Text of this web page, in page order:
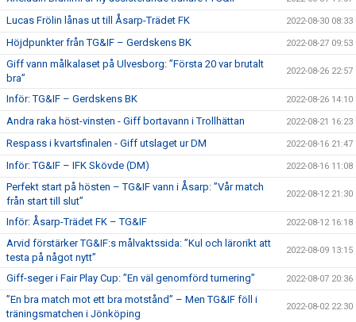
Lucas Frölin lånas ut till Åsarp-Trädet FK 2022-08-30 08:33
Höjdpunkter från TG&IF – Gerdskens BK 2022-08-27 09:53
Giff vann målkalaset på Ulvesborg: ”Första 20 var brutalt
bra”
2022-08-26 22:57
Inför: TG&IF – Gerdskens BK 2022-08-26 14:10
Andra raka höst-vinsten - Giff bortavann i Trollhättan 2022-08-21 16:23
Respass i kvartsfinalen - Giff utslaget ur DM 2022-08-16 21:47
Inför: TG&IF – IFK Skövde (DM) 2022-08-16 11:08
Perfekt start på hösten – TG&IF vann i Åsarp: ”Vår match
från start till slut”
2022-08-12 21:30
Inför: Åsarp-Trädet FK – TG&IF 2022-08-12 16:18
Arvid förstärker TG&IF:s målvaktssida: ”Kul och lärorikt att
testa på något nytt”
2022-08-09 13:15
Giff-seger i Fair Play Cup: ”En väl genomförd turnering” 2022-08-07 20:36
”En bra match mot ett bra motstånd” – Men TG&IF föll i
träningsmatchen i Jönköping
2022-08-02 22:30